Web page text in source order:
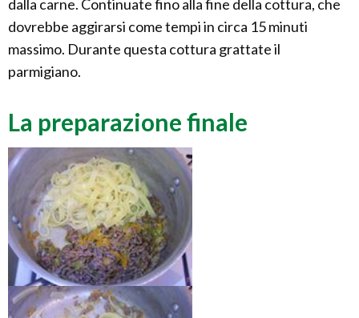
dalla carne. Continuate fino alla fine della cottura, che
dovrebbe aggirarsi come tempi in circa 15 minuti
massimo. Durante questa cottura grattate il
parmigiano.
La preparazione finale